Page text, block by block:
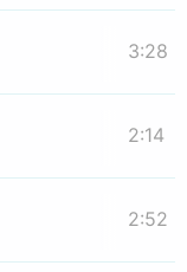
3:28
2:14
2:52